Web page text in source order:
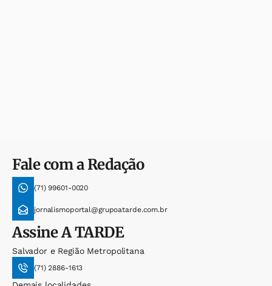
Fale com a Redação
(71) 99601-0020
jornalismoportal@grupoatarde.com.br
AssineA TARDE
Salvador e Região Metropolitana
(71) 2886-1613